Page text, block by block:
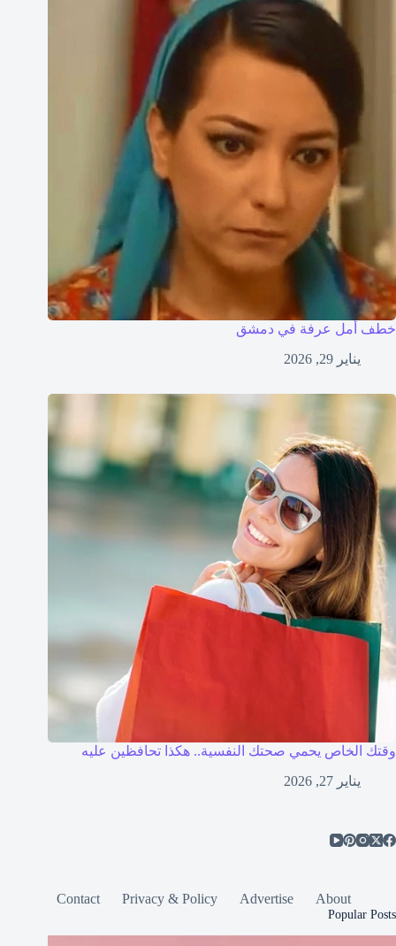
خطف أمل عرفة في دمشق
يناير 29, 2026
وقتك الخاص يحمي صحتك النفسية.. هكذا تحافظين عليه
يناير 27, 2026
About
Advertise
Privacy & Policy
Contact
Popular Posts